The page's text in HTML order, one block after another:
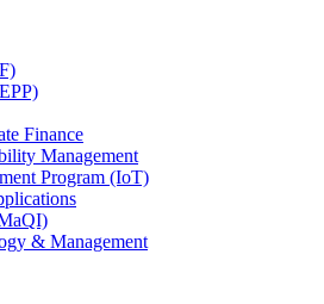
Finance
Management
Program (IoT)
& Management